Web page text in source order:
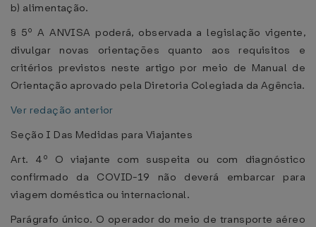
b) alimentação.
§ 5º A ANVISA poderá, observada a legislação vigente,
divulgar novas orientações quanto aos requisitos e
critérios previstos neste artigo por meio de Manual de
Orientação aprovado pela Diretoria Colegiada da Agência.
Ver redação anterior
Seção I Das Medidas para Viajantes
Art. 4º O viajante com suspeita ou com diagnóstico
confirmado da COVID-19 não deverá embarcar para
viagem doméstica ou internacional.
Parágrafo único. O operador do meio de transporte aéreo